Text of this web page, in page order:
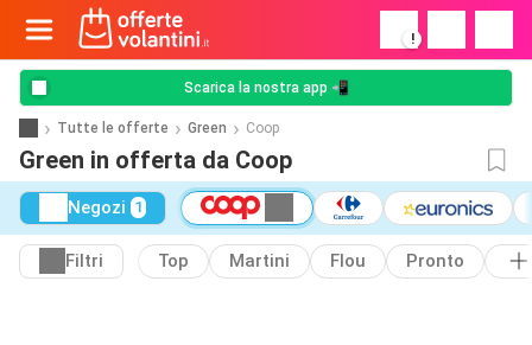
!
Scarica la nostra app 📲
Tutte le offerte Green Coop
Green in offerta da Coop
Negozi 1
Filtri Top Martini Flou Pronto